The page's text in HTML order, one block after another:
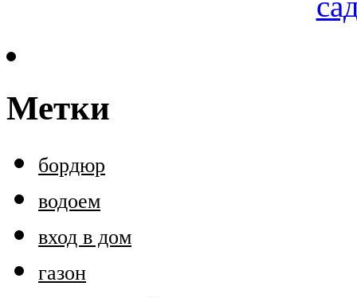
Метки
бордюр
водоем
вход в дом
газон